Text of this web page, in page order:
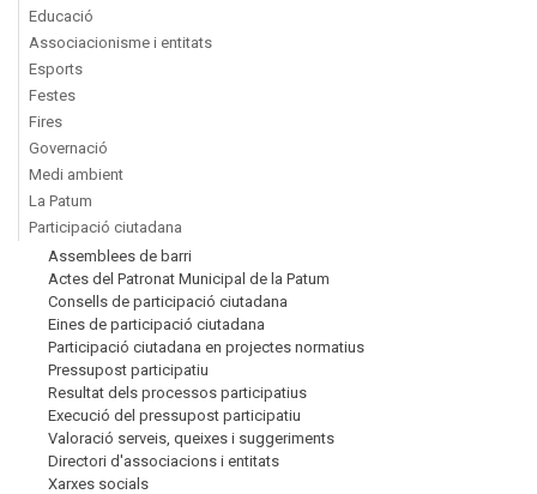
Educació
Associacionisme i entitats
Esports
Festes
Fires
Governació
Medi ambient
La Patum
Participació ciutadana
Assemblees de barri
Actes del Patronat Municipal de la Patum
Consells de participació ciutadana
Eines de participació ciutadana
Participació ciutadana en projectes normatius
Pressupost participatiu
Resultat dels processos participatius
Execució del pressupost participatiu
Valoració serveis, queixes i suggeriments
Directori d'associacions i entitats
Xarxes socials